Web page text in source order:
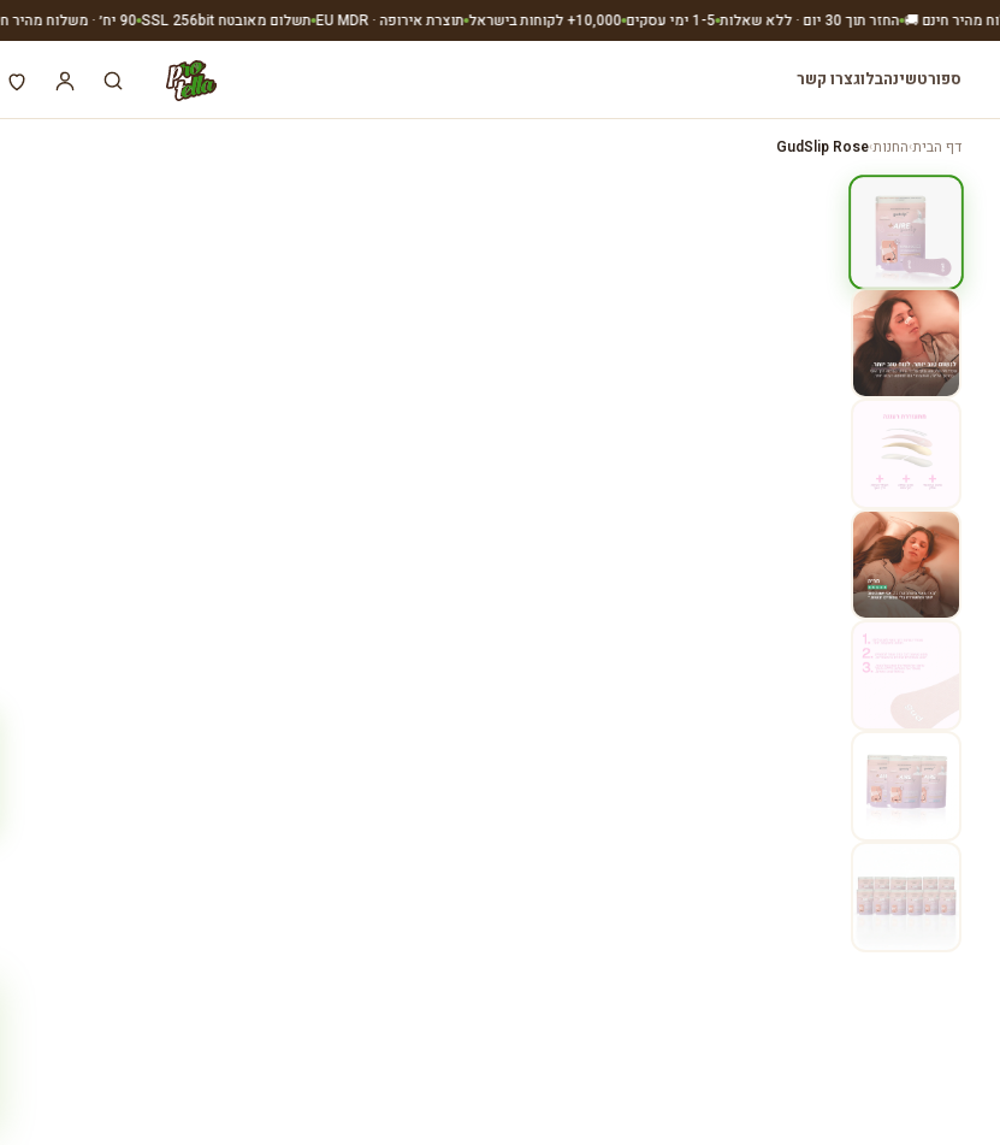
החזר תוך 30 יום · ללא שאלות 1-5 ימי עסקים 10,000+ לקוחות בישראל תוצרת אירופה · EU MDR תשלום מאובטח SSL 256bit 90 יח׳ · משלוח מהיר חינם 🚚
ספורטשינהבלוגצרו קשר
דף הבית›החנות›
GudSlip Rose
1
/